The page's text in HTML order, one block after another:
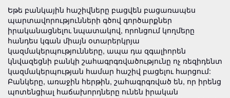
Եթե բանկային հաշիվները բացվեն բացառապես
պարտավորությունների գծով գործարքներ
իրականացնելու նպատակով, որոնցում կողմերը
հանդես կգան միայն օտարերկրյա
կազմակերպությունները, ապա դա զգալիորեն
կնվազեցնի բանկի շահագրգռվածությունը ոչ ռեզիդենտ
կազմակերպության համար հաշիվ բացելու հարցում:
Բանկերը, առաջին հերթին, շահագրգռված են, որ իրենց
պոտենցիալ հաճախորդները ունեն իրական